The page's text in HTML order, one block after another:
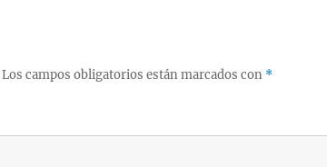
Los campos obligatorios están marcados con *